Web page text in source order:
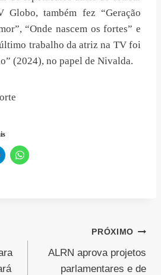
Globo, também fez “Geração
“Onde nascem os fortes” e
trabalho da atriz na TV foi
(2024), no papel de Nivalda.
PRÓXIMO
ALRN aprova projetos
parlamentares e de